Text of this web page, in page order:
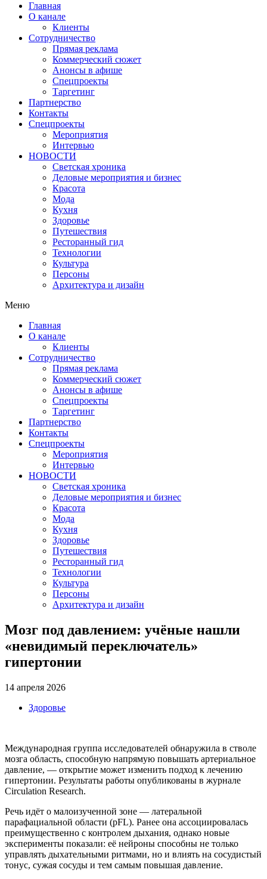
Главная
О канале
Клиенты
Сотрудничество
Прямая реклама
Коммерческий сюжет
Анонсы в афише
Cпецпроекты
Таргетинг
Партнерство
Контакты
Спецпроекты
Мероприятия
Интервью
НОВОСТИ
Светская хроника
Деловые мероприятия и бизнес
Красота
Мода
Кухня
Здоровье
Путешествия
Ресторанный гид
Технологии
Культура
Персоны
Архитектура и дизайн
Меню
Главная
О канале
Клиенты
Сотрудничество
Прямая реклама
Коммерческий сюжет
Анонсы в афише
Cпецпроекты
Таргетинг
Партнерство
Контакты
Спецпроекты
Мероприятия
Интервью
НОВОСТИ
Светская хроника
Деловые мероприятия и бизнес
Красота
Мода
Кухня
Здоровье
Путешествия
Ресторанный гид
Технологии
Культура
Персоны
Архитектура и дизайн
Мозг под давлением: учёные нашли
«невидимый переключатель»
гипертонии
14 апреля 2026
Здоровье
Международная группа исследователей обнаружила в стволе
мозга область, способную напрямую повышать артериальное
давление, — открытие может изменить подход к лечению
гипертонии. Результаты работы опубликованы в журнале
Circulation Research.
Речь идёт о малоизученной зоне — латеральной
парафациальной области (pFL). Ранее она ассоциировалась
преимущественно с контролем дыхания, однако новые
эксперименты показали: её нейроны способны не только
управлять дыхательными ритмами, но и влиять на сосудистый
тонус, сужая сосуды и тем самым повышая давление.